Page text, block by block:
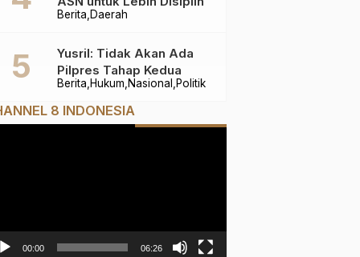
Berita Daerah
Berita Hukum Nasional Politik
Yusril: Tidak Akan Ada
Pilpres Tahap Kedua
8 INDONESIA
00:00 06:26